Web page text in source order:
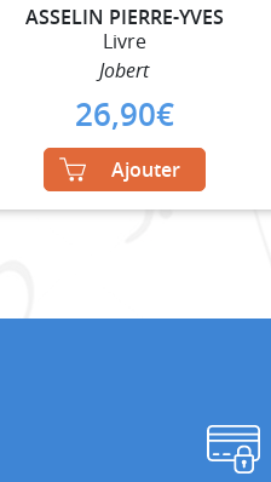
ASSELIN PIERRE-YVES
Livre
Jobert
26,90€
Ajouter